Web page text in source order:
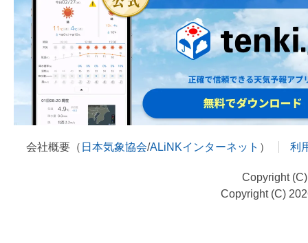
会社概要（ 日本気象協会/ALiNKインターネット ） 利
Copyright
Copyright (C)